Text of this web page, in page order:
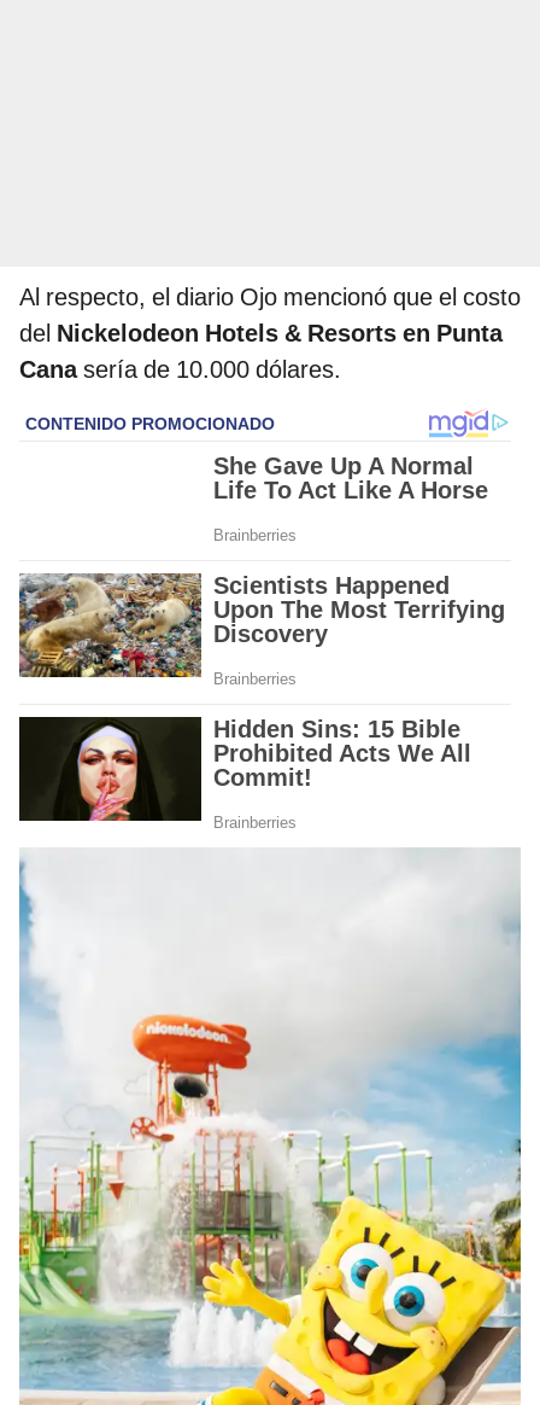
Al respecto, el diario Ojo mencionó que el costo
del Nickelodeon Hotels & Resorts en Punta
Canasería de 10.000 dólares.